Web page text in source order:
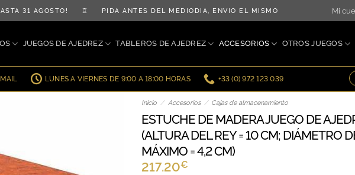
31 AGOSTO! ♖ PIDA ANTES DEL MEDIODÍA, ENVÍO EL MISMO DÍA ♖ OPCIÓNMi
JUEGOS DE AJEDREZ TABLEROS DE AJEDREZ ACCESORIOS OTROS JUEGOS
LUNES A VIERNES DE 9:00 A 18:00 HORAS +33 (0) 972 123 039
Inicio / Accesorios / Cajas de almacenamiento
ESTUCHE DE MADERA JUEGO DE
(ALTURA DEL REY = 10 CM; DIÁMETRO
MÁXIMO = 4,2 CM)
217.20€